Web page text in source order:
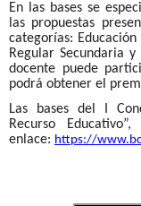
En las bases se
las propuestas
categorías:
Regular Secundaria y
docente puede
podrá obtener el
Las bases del I
Recurso
enlace: https://